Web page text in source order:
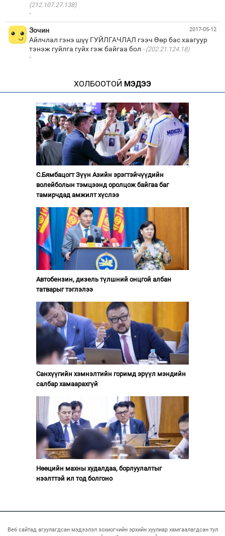
(212.107.27.138)
·
2017-05-12
Зочин
Айлчлал гэнэ шүү ГУЙЛГАЧЛАЛ гээч Өөр бас хаагуур
тэнэж гуйлга гуйх гэж байгаа бол
(202.21.124.18)
·
ХОЛБООТОЙ МЭДЭЭ
С.Бямбацогт Зүүн Азийн эрэгтэйчүүдийн
волейболын тэмцээнд оролцож байгаа баг
тамирчдад амжилт хүслээ
Автобензин, дизель түлшний онцгой албан
татварыг тэглэлээ
Санхүүгийн хэмнэлтийн горимд эрүүл мэндийн
салбар хамаарахгүй
Нөөцийн махны худалдаа, борлуулалтыг
нээлттэй ил тод болгоно
Веб сайтад агуулагдсан мэдээлэл зохиогчийн эрхийн хуулиар хамгаалагдсан тул